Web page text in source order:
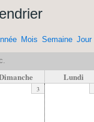
Mois Semaine Jour
Lundi
3